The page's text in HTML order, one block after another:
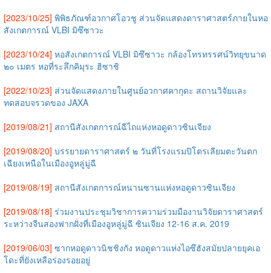
[2023/10/25] พิพิธภัณฑ์อวกาศโอวชู ส่วนจัดแสดงดาราศาสตร์ภายในหอ
สังเกตการณ์ VLBI มิซึซาวะ
[2023/10/24] หอสังเกตการณ์ VLBI มิซึซาวะ กล้องโทรทรรศน์วิทยุขนาด
๒๐ เมตร หอที่ระลึกคิมุระ ฮิซาชิ
[2022/10/23] ส่วนจัดแสดงภายในศูนย์อวกาศคากุดะ สถานวิจัยและ
ทดสอบจรวดของ JAXA
[2019/08/21] สถานีสังเกตการณ์ฉีไถแห่งหอดูดาวซินเจียง
[2019/08/20] บรรยายดาราศาสตร์ ๒ วันที่โรงแรมปิโตรเลียมตะวันตก
เฉียงเหนือในเมืองอูหลู่มู่ฉี
[2019/08/19] สถานีสังเกตการณ์หนานซานแห่งหอดูดาวซินเจียง
[2019/08/18] ร่วมงานประชุมวิชาการความร่วมมืองานวิจัยดาราศาสตร์
ระหว่างจีนสองฟากฝั่งที่เมืองอูหลู่มู่ฉี ซินเจียง 12-16 ส.ค. 2019
[2019/06/03] ซากหอดูดาวนิชชิงกัง หอดูดาวแห่งไอซึฮังสมัยปลายยุคเอ
โดะที่ยังเหลือร่องรอยอยู่